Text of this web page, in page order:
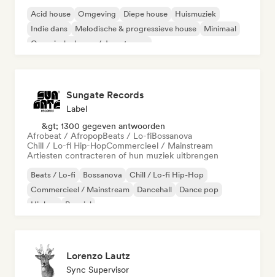
Acid house Omgeving Diepe house
Huismuziek
Indie dans
Melodische & progressieve house
Minimaal
Organische house / downtempo
Sungate Records
Label
&gt; 1300 gegeven antwoorden
Afrobeat / AfropopBeats / Lo-fiBossanova
Chill / Lo-fi Hip-HopCommercieel / Mainstream
Artiesten contracteren of hun muziek uitbrengen
Beats / Lo-fi Bossanova
Chill / Lo-fi Hip-Hop
Commercieel / Mainstream
Dancehall
Dance pop
Hiphop
Popziel
Lorenzo Lautz
Sync Supervisor